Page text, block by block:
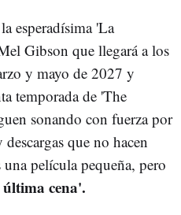
esperadísima 'La
Gibson que llegará a los
y mayo de 2027 y
temporada de 'The
sonando con fuerza por
que no hacen
película pequeña, pero
cena'.